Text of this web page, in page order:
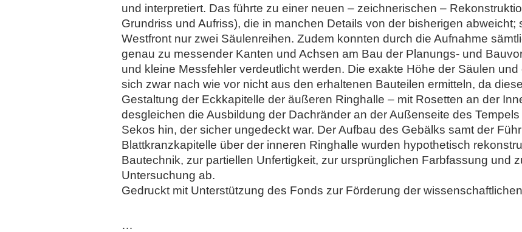
und interpretiert. Das führte zu einer neuen – zeichnerischen –
Grundriss und Aufriss), die in manchen Details von der bisherigen
Westfront nur zwei Säulenreihen. Zudem konnten durch die Aufnahme
genau zu messender Kanten und Achsen am Bau der Planungs- und
und kleine Messfehler verdeutlicht werden. Die exakte Höhe der Säulen
sich zwar nach wie vor nicht aus den erhaltenen Bauteilen ermitteln, da
Gestaltung der Eckkapitelle der äußeren Ringhalle – mit Rosetten an der
desgleichen die Ausbildung der Dachränder an der Außenseite des
Sekos hin, der sicher ungedeckt war. Der Aufbau des Gebälks samt der
Blattkranzkapitelle über der inneren Ringhalle wurden hypothetisch
Bautechnik, zur partiellen Unfertigkeit, zur ursprünglichen Farbfassung und
Untersuchung ab.
Gedruckt mit Unterstützung des Fonds zur Förderung der
…